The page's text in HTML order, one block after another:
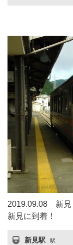
2019.09.08 新見
新見に到着！
新見駅 駅